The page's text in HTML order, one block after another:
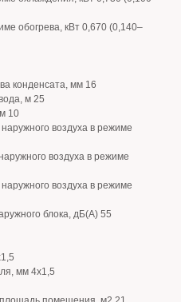
обогрева, кВт 0,670 (0,140–
конденсата, мм 16
м 25
10
воздуха в режиме
воздуха в режиме
воздуха в режиме
блока, дБ(А) 55
мм 4х1,5